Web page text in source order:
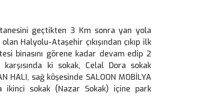
geçtikten 3 Km sonra yan yola
Halyolu-Ataşehir çıkışından çıkıp ilk
binasını görene kadar devam edip 2
ki sokak, Celal Dora sokak
HALI, sağ köşesinde SALOON MOBİLYA
ikinci sokak (Nazar Sokak) içine park